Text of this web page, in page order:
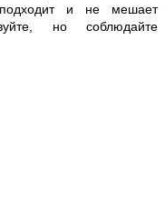
и не мешает
но соблюдайте